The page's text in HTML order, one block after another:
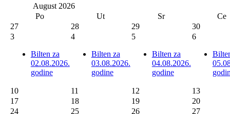
August 2026
Po
Ut Sr
Ce
27
28 29
30
3
Bilten za
02.08.2026.
godine
4
Bilten za
03.08.2026.
godine
5
Bilten za
04.08.2026.
godine
6
10 11 12
13
17
18 19
20
24
25 26 27